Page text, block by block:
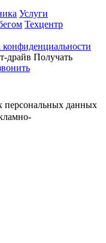
Услуги
Техцентр
драйв Получать
персональных данных